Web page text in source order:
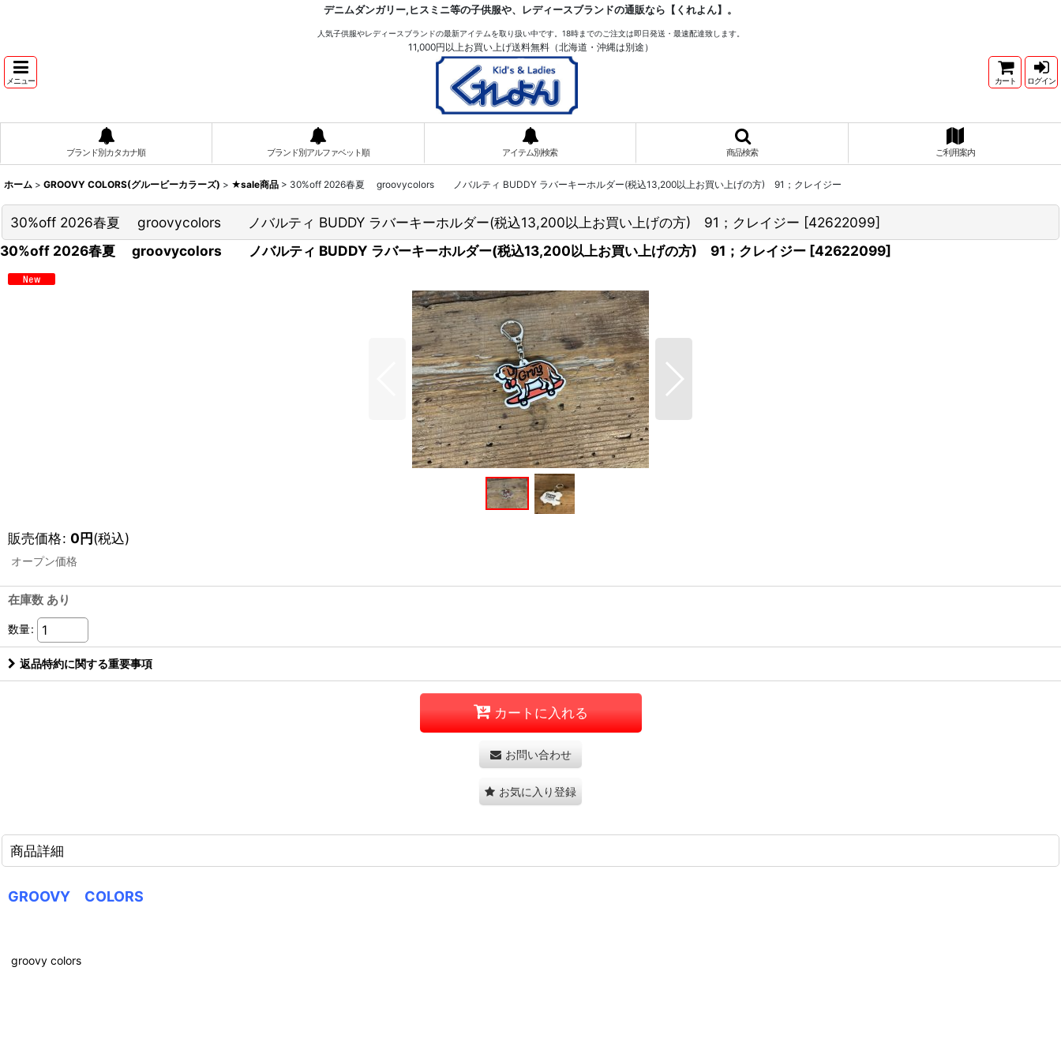
デニムダンガリー,ヒスミニ等の子供服や、レディースブランドの通販なら【くれよん】。
人気子供服やレディースブランドの最新アイテムを取り扱い中です。18時までのご注文は即日発送・最速配達致します。
11,000円以上お買い上げ送料無料（北海道・沖縄は別途）
メニュー カート ログイン
ブランド別カタカナ順 ブランド別アルファベット順 アイテム別検索 商品検索 ご利用案内
ホーム > GROOVY COLORS(グルービーカラーズ) > ★sale商品 > 30%off 2026春夏 groovycolors ノバルティ BUDDY ラバーキーホルダー(税込13,200以上お買い上げの方) 91；クレイジー
30%off 2026春夏 groovycolors ノバルティ BUDDY ラバーキーホルダー(税込13,200以上お買い上げの方) 91；クレイジー [42622099]
30%off 2026春夏 groovycolors ノバルティ BUDDY ラバーキーホルダー(税込13,200以上お買い上げの方) 91；クレイジー [42622099]
販売価格: 0円(税込)
オープン価格
在庫数 あり
数量:
返品特約に関する重要事項
カートに入れる
お問い合わせ
お気に入り登録
商品詳細
GROOVY COLORS
groovy colors